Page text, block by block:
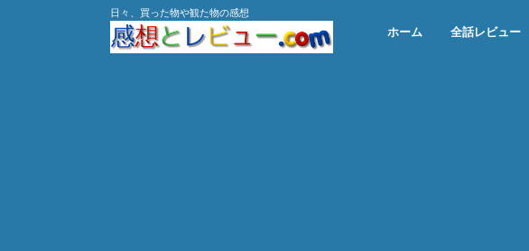
日々、買った物や観た物の感想
ホーム 全話レビュー